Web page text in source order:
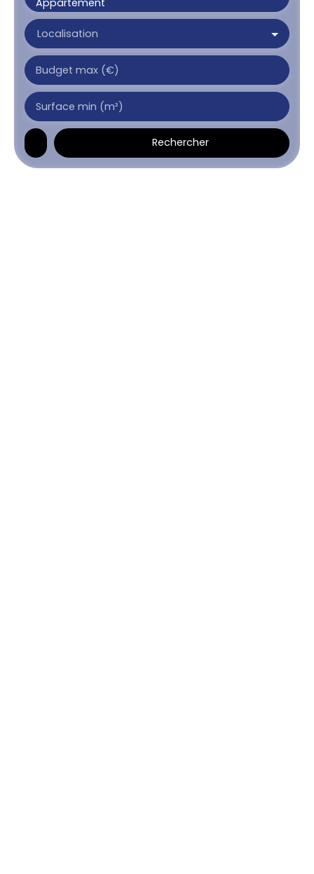
Localisation
Budget max (€)
Surface min (m²)
Rechercher